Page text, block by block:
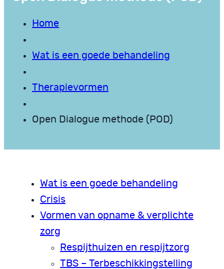
Home
Wat is een goede behandeling
Therapievormen
Open Dialogue methode (POD)
Wat is een goede behandeling
Crisis
Vormen van opname & verplichte
zorg
Respijthuizen en respijtzorg
TBS – Terbeschikkingstelling